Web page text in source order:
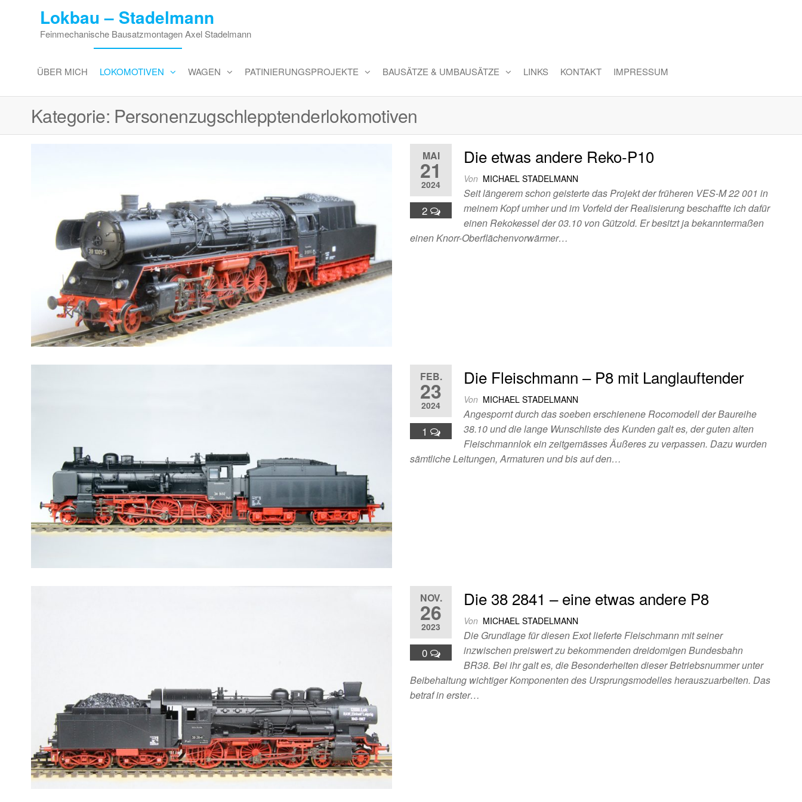
Lokbau – Stadelmann
Feinmechanische Bausatzmontagen Axel Stadelmann
ÜBER MICH LOKOMOTIVEN WAGEN PATINIERUNGSPROJEKTE BAUSÄTZE & UMBAUSÄTZE LINKS KONTAKT IMPRESSUM
Kategorie: Personenzugschlepptenderlokomotiven
MAI
21
2024
2
Die etwas andere Reko-P10
Von MICHAEL STADELMANN
Seit längerem schon geisterte das Projekt der früheren VES-M 22 001 in
meinem Kopf umher und im Vorfeld der Realisierung beschaffte ich dafür
einen Rekokessel der 03.10 von Gützold. Er besitzt ja bekanntermaßen
einen Knorr-Oberflächenvorwärmer…
FEB.
23
2024
1
Die Fleischmann – P8 mit Langlauftender
Von MICHAEL STADELMANN
Angespornt durch das soeben erschienene Rocomodell der Baureihe
38.10 und die lange Wunschliste des Kunden galt es, der guten alten
Fleischmannlok ein zeitgemässes Äußeres zu verpassen. Dazu wurden
sämtliche Leitungen, Armaturen und bis auf den…
NOV.
26
2023
0
Die 38 2841 – eine etwas andere P8
Von MICHAEL STADELMANN
Die Grundlage für diesen Exot lieferte Fleischmann mit seiner
inzwischen preiswert zu bekommenden dreidomigen Bundesbahn
BR38. Bei ihr galt es, die Besonderheiten dieser Betriebsnummer unter
Beibehaltung wichtiger Komponenten des Ursprungsmodelles herauszuarbeiten. Das
betraf in erster…